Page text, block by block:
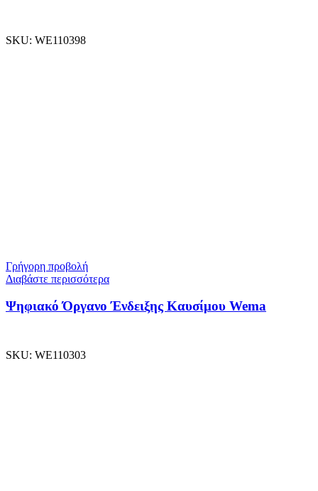
SKU: WE110398
Γρήγορη προβολή
Διαβάστε περισσότερα
Ψηφιακό Όργανο Ένδειξης Καυσίμου Wema
SKU: WE110303